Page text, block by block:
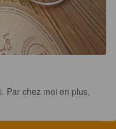
Par chez moi en plus,